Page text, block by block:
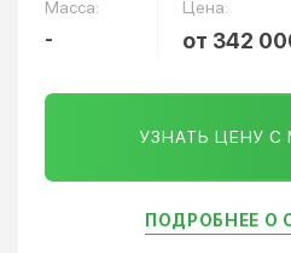
Масса:
-
Цена:
от 342
УЗНАТЬ ЦЕНУ
ПОДРОБНЕЕ О